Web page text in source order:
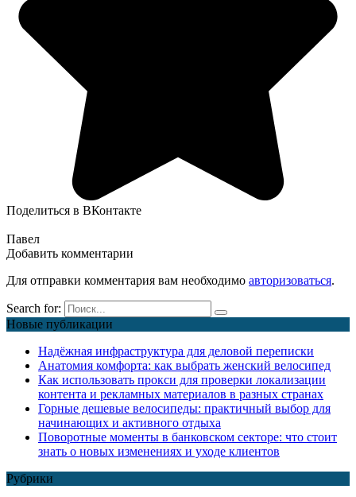
Поделиться в ВКонтакте
Павел
Добавить комментарии
Для отправки комментария вам необходимо авторизоваться.
Search for:
Новые публикации
Надёжная инфраструктура для деловой переписки
Анатомия комфорта: как выбрать женский велосипед
Как использовать прокси для проверки локализации
контента и рекламных материалов в разных странах
Горные дешевые велосипеды: практичный выбор для
начинающих и активного отдыха
Поворотные моменты в банковском секторе: что стоит
знать о новых изменениях и уходе клиентов
Рубрики